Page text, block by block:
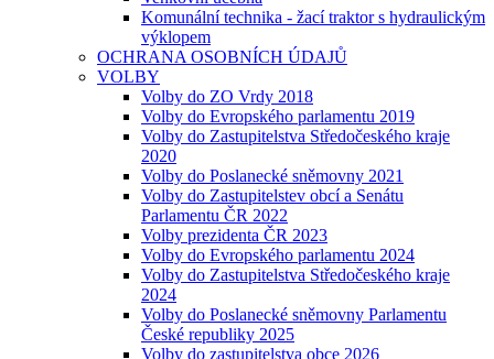
Komunální technika - žací traktor s hydraulickým
výklopem
OCHRANA OSOBNÍCH ÚDAJŮ
VOLBY
Volby do ZO Vrdy 2018
Volby do Evropského parlamentu 2019
Volby do Zastupitelstva Středočeského kraje
2020
Volby do Poslanecké sněmovny 2021
Volby do Zastupitelstev obcí a Senátu
Parlamentu ČR 2022
Volby prezidenta ČR 2023
Volby do Evropského parlamentu 2024
Volby do Zastupitelstva Středočeského kraje
2024
Volby do Poslanecké sněmovny Parlamentu
České republiky 2025
Volby do zastupitelstva obce 2026